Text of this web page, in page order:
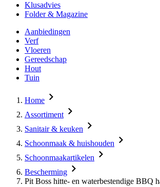
Klusadvies
Folder & Magazine
Aanbiedingen
Verf
Vloeren
Gereedschap
Hout
Tuin
Home
Assortiment
Sanitair & keuken
Schoonmaak & huishouden
Schoonmaakartikelen
Bescherming
Pit Boss hitte- en waterbestendige BBQ